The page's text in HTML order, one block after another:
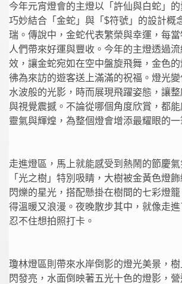
今年元宵燈會的主燈以「許仙與白蛇」的
巧妙結合「金蛇」與「$符號」的設計概
瑞。傳說中，金蛇代表繁榮與幸運，每
人們帶來好運與豐收。今年的主燈透過
效，讓金蛇宛如在空中盤旋飛舞，金色
彿為來訪的遊客送上滿滿的祝福。燈光
水波般的光影，時而展現飛躍姿態，讓
與視覺震撼。不論從哪個角度欣賞，都
靈氣與輝煌，為整個燈會增添最耀眼的一
走進燈區，馬上就能感受到熱鬧的節慶
「光之樹」特別吸睛，大樹被金黃色燈
閃爍的星光，搭配懸掛在樹間的七彩燈
得溫暖又浪漫。夜晚散步其中，就像走
忍不住想拍照打卡。
瓊林燈區則帶來水岸倒影的燈光美景，
閃發亮，水面倒映著五光十色的燈影，